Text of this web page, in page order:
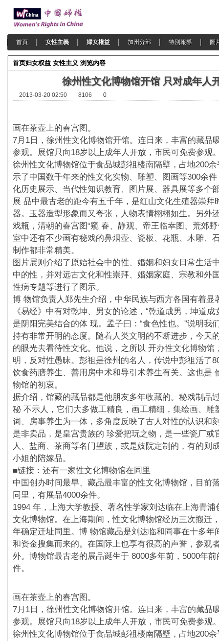
首頁 女性主義 婦女權益 加州分部 特別報導 圖
首页妇女权益 女性主义 浏览内容
徐州性文化博物馆开馆 只对成年人
2013-03-20 02:50 8106 0
画在茶壶上的春宫图。
7月1日，徐州性文化博物馆开馆。连日来，丰富的藏品
参观。展馆只向18岁以上成年人开放，市民可免费参观
徐州性文化博物馆位于食品城彭祖楼南隔壁，占地200
示了中国数千年来的性文化实物、雕塑、图画等300余
化历史展示、当代性知识教育、图片展、器具展等多个
展 品中最古老的距今有五千年，是红山文化生殖器崇拜
器。玉器造型形象而又夸张，人物表情栩栩如生。另外
戏瓶，清朝的春宫图“窥 春、静观、帝王临幸图、荒郊
室中还有不少画有秘戏的鼻烟壶、瓷板、花瓶、木雕、
制作都非常精美。
图片展则介绍了原始社会中的性、婚姻和妇女日常生活
中的性，并对远古文化和性崇拜、婚姻家庭、宗教和外
性病专题等进行了图示。
博 物馆负责人郑先生介绍，中华民族与西方各国有着显
《易经》中有对乾坤、男女的论述，“乾道成男，坤道成
是阴阳完美结合的体 现。孟子曰：“食色性也。”说明我
持有非常开明的态度。随着人类文明的不断进步，今天
的眼光去看待性文化。他说，之所以 开办性文化博物馆
明，反对性愚昧。彭祖是徐州的名人，传说中彭祖活了
饮食药膳养生、善用房中术和导引术养生有关。这也是
物馆的初衷。
据介绍，馆藏的藏品都是他朋友多年收藏的。秘戏制品
秘 不示人，它们大多做工精良，画工精细，集绘画、雕
词、房事养生为一体，多角度反映了古人对性的认识和
是非卖品，是皇宫贵族的 珍爱把玩之物，是一些瓷厂或
人、盐商、茶商等名门望族，或是妓院定制的，有的则
小姐的陪嫁品。
■链接：还有一家性文化博物馆在同里
中国创办时间最早、藏品最丰富的性文化博物馆，目前
同里，有展品4000余件。
1994 年，上海大学教授、著名性学家刘达临在上海青浦
文化博物馆。在上海期间，性文化博物馆经历三次搬迁
年确定迁址同里。博 物馆藏品是刘达临和同事在十多年
和资金搜集而来的。在国际上也享有很高的声誉，参观
外。博物馆最古老的展品诞生于 8000多年前，5000年
件。
画在茶壶上的春宫图。
7月1日，徐州性文化博物馆开馆。连日来，丰富的藏品
参观。展馆只向18岁以上成年人开放，市民可免费参观
徐州性文化博物馆位于食品城彭祖楼南隔壁，占地200